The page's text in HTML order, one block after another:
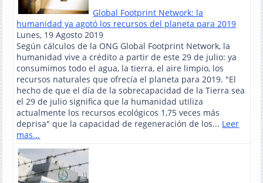
Global Footprint Network: la
humanidad ya agotó los recursos del planeta para 2019
Lunes, 19 Agosto 2019
Según cálculos de la ONG Global Footprint Network, la
humanidad vive a crédito a partir de este 29 de julio: ya
consumimos todo el agua, la tierra, el aire limpio, los
recursos naturales que ofrecía el planeta para 2019. "El
hecho de que el día de la sobrecapacidad de la Tierra sea
el 29 de julio significa que la humanidad utiliza
actualmente los recursos ecológicos 1,75 veces más
deprisa" que la capacidad de regeneración de los... Leer
mas...